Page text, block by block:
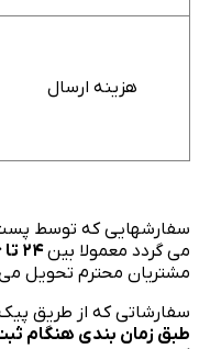
هزینه ارسال
که توسط پست
معمولا بین24 تا 96
محترم تحویل می گردد.
که از طریق پیک در
بندی هنگام ثبت